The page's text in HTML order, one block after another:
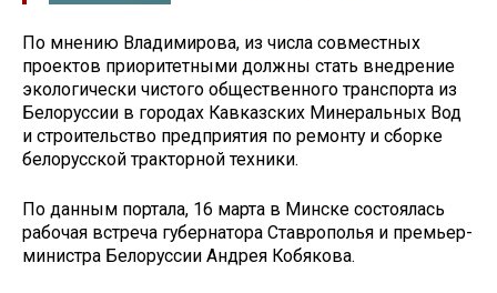
По мнению Владимирова, из числа совместных
проектов приоритетными должны стать внедрение
экологически чистого общественного транспорта из
Белоруссии в городах Кавказских Минеральных Вод
и строительство предприятия по ремонту и сборке
белорусской тракторной техники.
По данным портала, 16 марта в Минске состоялась
рабочая встреча губернатора Ставрополья и премьер-
министра Белоруссии Андрея Кобякова.